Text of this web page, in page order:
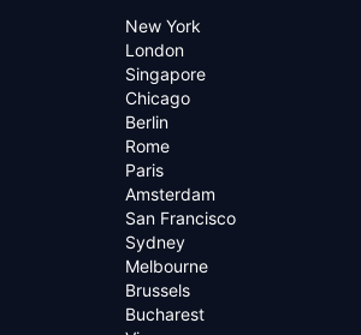
New York
London
Singapore
Chicago
Berlin
Rome
Paris
Amsterdam
San Francisco
Sydney
Melbourne
Brussels
Bucharest